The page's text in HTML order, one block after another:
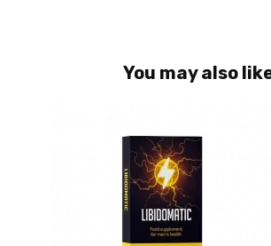
You may also